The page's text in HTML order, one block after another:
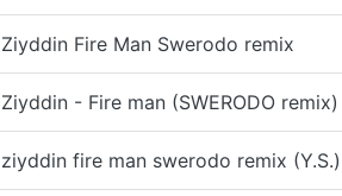
Ziyddin Fire Man Swerodo remix
Ziyddin - Fire man (SWERODO remix)
ziyddin fire man swerodo remix (Y.S.)